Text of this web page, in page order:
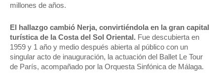
millones de años.
El hallazgo cambió Nerja, convirtiéndola en la gran capital
turística de la Costa del Sol Oriental. Fue descubierta en
1959 y 1 año y medio después abierta al público con un
singular acto de inauguración, la actuación del Ballet Le Tour
de París, acompañado por la Orquesta Sinfónica de Málaga.